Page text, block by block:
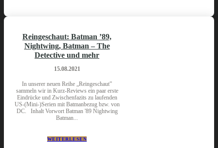
Reingeschaut: Batman ’89,
Nightwing, Batman – The
Detective und mehr
15.08.2021
In unserer neuen Reihe „Reingeschaut”
sammeln wir in Kurz-Reviews ein paar erste
Eindrücke und Zwischenfazits zu laufenden
US-(Mini-)Serien mit Batmanbezug bzw. von
DC. Inhalt Vorwort Batman '89 Nightwing
Batman...
WEITERLESEN